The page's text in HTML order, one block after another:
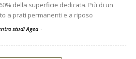
della superficie dedicata. Più di un
a prati permanenti e a riposo
studi Agea -